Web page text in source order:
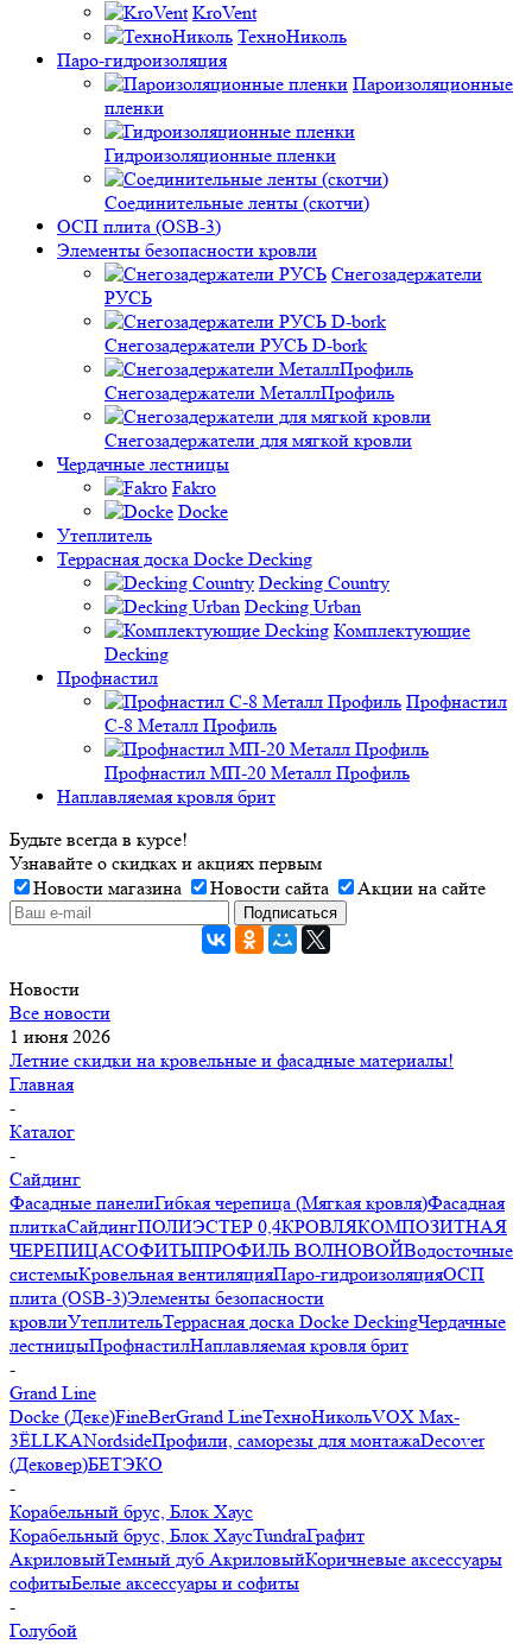
KroVent
ТехноНиколь
Паро-гидроизоляция
Пароизоляционные
пленки
Гидроизоляционные пленки
Соединительные ленты (скотчи)
ОСП плита (OSB-3)
Элементы безопасности кровли
Снегозадержатели
РУСЬ
Снегозадержатели РУСЬ D-bork
Снегозадержатели МеталлПрофиль
Снегозадержатели для мягкой кровли
Чердачные лестницы
Fakro
Docke
Утеплитель
Террасная доска Docke Decking
Decking Country
Decking Urban
Комплектующие
Decking
Профнастил
Профнастил
C-8 Металл Профиль
Профнастил МП-20 Металл Профиль
Наплавляемая кровля брит
Будьте всегда в курсе!
Узнавайте о скидках и акциях первым
Новости магазина
Новости сайта Акции на сайте
Новости
Все новости
1 июня 2026
Летние скидки на кровельные и фасадные материалы!
Главная
-
Каталог
-
Сайдинг
Фасадные панелиГибкая черепица (Мягкая кровля)Фасадная
плиткаСайдингПОЛИЭСТЕР 0,4КРОВЛЯКОМПОЗИТНАЯ
ЧЕРЕПИЦАСОФИТЫПРОФИЛЬ ВОЛНОВОЙВодосточные
системыКровельная вентиляцияПаро-гидроизоляцияОСП
плита (OSB-3)Элементы безопасности
кровлиУтеплительТеррасная доска Docke DeckingЧердачные
лестницыПрофнастилНаплавляемая кровля брит
-
Grand Line
Docke (Деке)FineBerGrand LineТехноНикольVOX Max-
3ЁLLKANordsideПрофили, саморезы для монтажаDecover
(Дековер)БЕТЭКО
-
Корабельный брус, Блок Хаус
Корабельный брус, Блок ХаусTundraГрафит
АкриловыйТемный дуб АкриловыйКоричневые аксессуары
софитыБелые аксессуары и софиты
-
Голубой